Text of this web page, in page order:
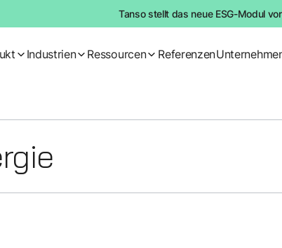
Tanso stellt das neue ESG-Modul
Industrien Ressourcen Referenzen